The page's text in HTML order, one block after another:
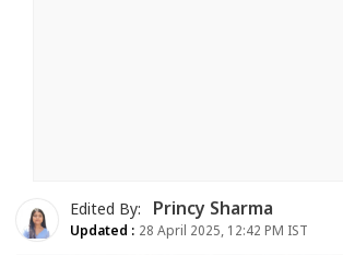
Edited By: Princy Sharma
Updated : 28 April 2025, 12:42 PM IST